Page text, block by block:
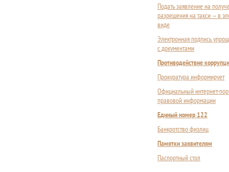
Подать заявление на
разрешения на такси — в
виде
Электронная подпись
с документами
Противодействие
Прокуратура информирует
Официальный интернет-
правовой информации
Единый номер 122
Банкротство физлиц
Памятки заявителям
Паспортный стол